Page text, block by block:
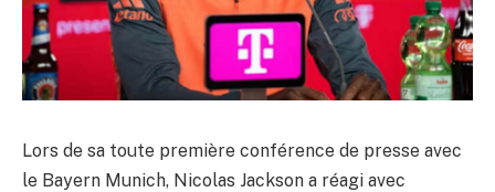
Lors de sa toute première conférence de presse avec
le Bayern Munich, Nicolas Jackson a réagi avec